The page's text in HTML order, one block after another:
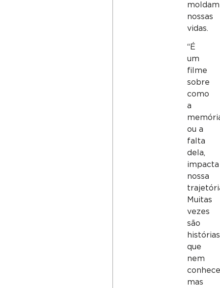
moldam
nossas
vidas.
“É
um
filme
sobre
como
a
ou a
falta
dela,
impacta
nossa
Muitas
vezes
são
histórias
que
nem
mas